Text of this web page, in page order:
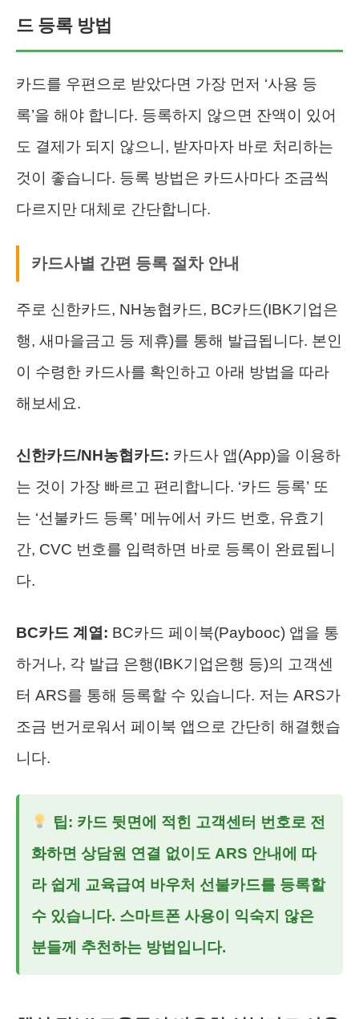
드 등록 방법
카드를 우편으로 받았다면 가장 먼저 ‘사용 등
록’을 해야 합니다. 등록하지 않으면 잔액이 있어
도 결제가 되지 않으니, 받자마자 바로 처리하는
것이 좋습니다. 등록 방법은 카드사마다 조금씩
다르지만 대체로 간단합니다.
카드사별 간편 등록 절차 안내
주로 신한카드, NH농협카드, BC카드(IBK기업은
행, 새마을금고 등 제휴)를 통해 발급됩니다. 본인
이 수령한 카드사를 확인하고 아래 방법을 따라
해보세요.
신한카드/NH농협카드: 카드사 앱(App)을 이용하
는 것이 가장 빠르고 편리합니다. ‘카드 등록’ 또
는 ‘선불카드 등록’ 메뉴에서 카드 번호, 유효기
간, CVC 번호를 입력하면 바로 등록이 완료됩니
다.
BC카드 계열: BC카드 페이북(Paybooc) 앱을 통
하거나, 각 발급 은행(IBK기업은행 등)의 고객센
터 ARS를 통해 등록할 수 있습니다. 저는 ARS가
조금 번거로워서 페이북 앱으로 간단히 해결했습
니다.
팁: 카드 뒷면에 적힌 고객센터 번호로 전
화하면 상담원 연결 없이도 ARS 안내에 따
라 쉽게 교육급여 바우처 선불카드를 등록할
수 있습니다. 스마트폰 사용이 익숙지 않은
분들께 추천하는 방법입니다.